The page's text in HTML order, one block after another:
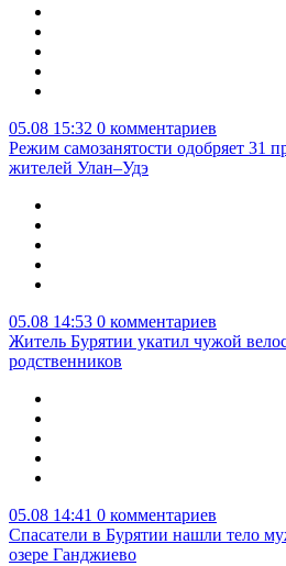
05.08 15:32 0 комментариев
Режим самозанятости одобряет 31
жителей Улан–Удэ
05.08 14:53 0 комментариев
Житель Бурятии укатил чужой
родственников
05.08 14:41 0 комментариев
Спасатели в Бурятии нашли тело
озере Ганджиево